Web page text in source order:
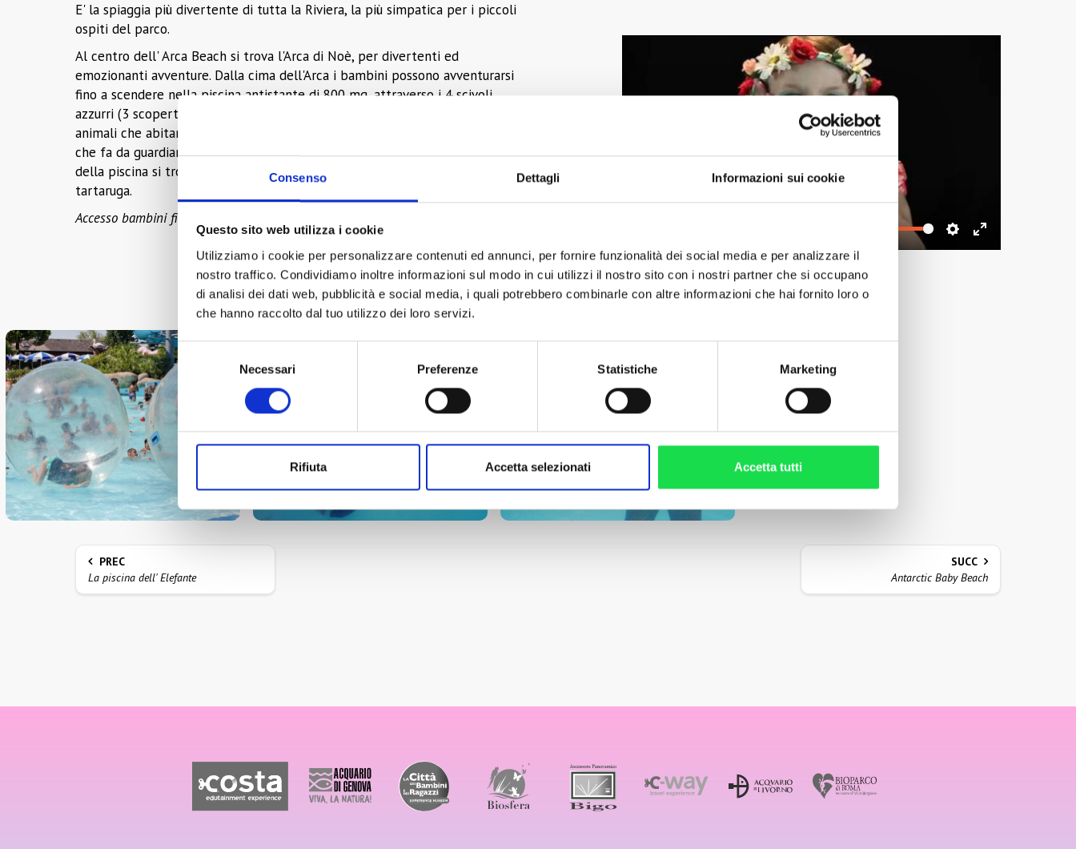
Consenso Dettagli Informazioni sui cookie
Questo sito web utilizza i cookie
Utilizziamo i cookie per personalizzare contenuti ed annunci, per fornire funzionalità dei social media e per analizzare il
nostro traffico. Condividiamo inoltre informazioni sul modo in cui utilizzi il nostro sito con i nostri partner che si occupano
di analisi dei dati web, pubblicità e social media, i quali potrebbero combinarle con altre informazioni che hai fornito loro o
che hanno raccolto dal tuo utilizzo dei loro servizi.
Selezione
Necessari Preferenze Statistiche Marketing
Rifiuta Accetta selezionati Accetta tutti
E' la spiaggia più divertente di tutta la Riviera, la più simpatica per i piccoli
ospiti del parco.
Al centro dell' Arca Beach si trova l'Arca di Noè, per divertenti ed
emozionanti avventure. Dalla cima dell'Arca i bambini possono avventurarsi
fino a scendere nella piscina antistante di 800 mq, attraverso i 4 scivoli
azzurri (3 scoperti e 1 chiuso), il tutto sotto lo sguardo divertito dei tanti
animali che abitano e circondano l'Arca, primo fra tutti il grande cammello
che fa da guardiano al suo ingresso, lo scimpanzé, la giraffa. Mentre ai lati
della piscina si trovano altri personaggi divertenti come il coccodrillo e la
tartaruga.
Accesso bambini fino a 1,40mt d'altezza
Play Settings
Enter
Play
PREC
La piscina dell' Elefante
SUCC
Antarctic Baby Beach